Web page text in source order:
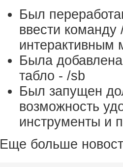
Был
ввести команду
интерактивным
Была
табло - /sb
Был запущен
возможность
инструменты и
Еще больше